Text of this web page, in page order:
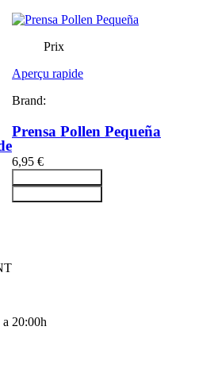
Prix
Aperçu rapide
Brand:
Prensa Pollen Pequeña
6,95 €
20:00h